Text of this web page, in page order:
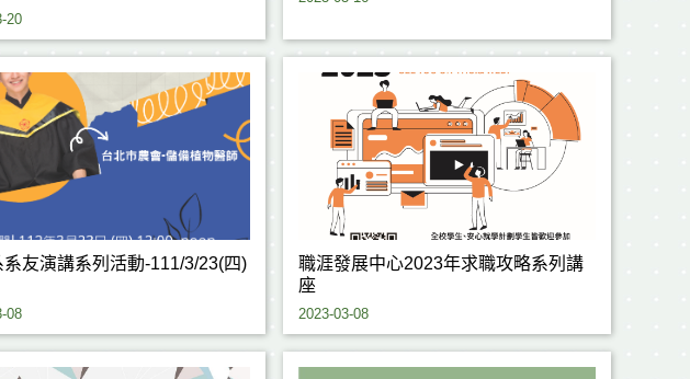
20
系友演講系列活動-111/3/23(四)
08
職涯發展中心2023年求職攻略系列講
座
2023-03-08